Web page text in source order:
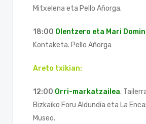
Mitxelena eta Pello Añorga.
18:00 Olentzero eta Mari
Kontaketa. Pello Añorga
Areto txikian:
12:00 Orri-markatzailea.
Bizkaiko Foru Aldundia eta La
Museo.